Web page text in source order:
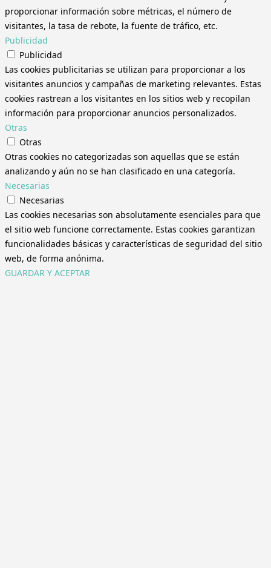
proporcionar información sobre métricas, el número de
visitantes, la tasa de rebote, la fuente de tráfico, etc.
Publicidad
Publicidad
Las cookies publicitarias se utilizan para proporcionar a los
visitantes anuncios y campañas de marketing relevantes. Estas
cookies rastrean a los visitantes en los sitios web y recopilan
información para proporcionar anuncios personalizados.
Otras
Otras
Otras cookies no categorizadas son aquellas que se están
analizando y aún no se han clasificado en una categoría.
Necesarias
Necesarias
Las cookies necesarias son absolutamente esenciales para que
el sitio web funcione correctamente. Estas cookies garantizan
funcionalidades básicas y características de seguridad del sitio
web, de forma anónima.
GUARDAR Y ACEPTAR